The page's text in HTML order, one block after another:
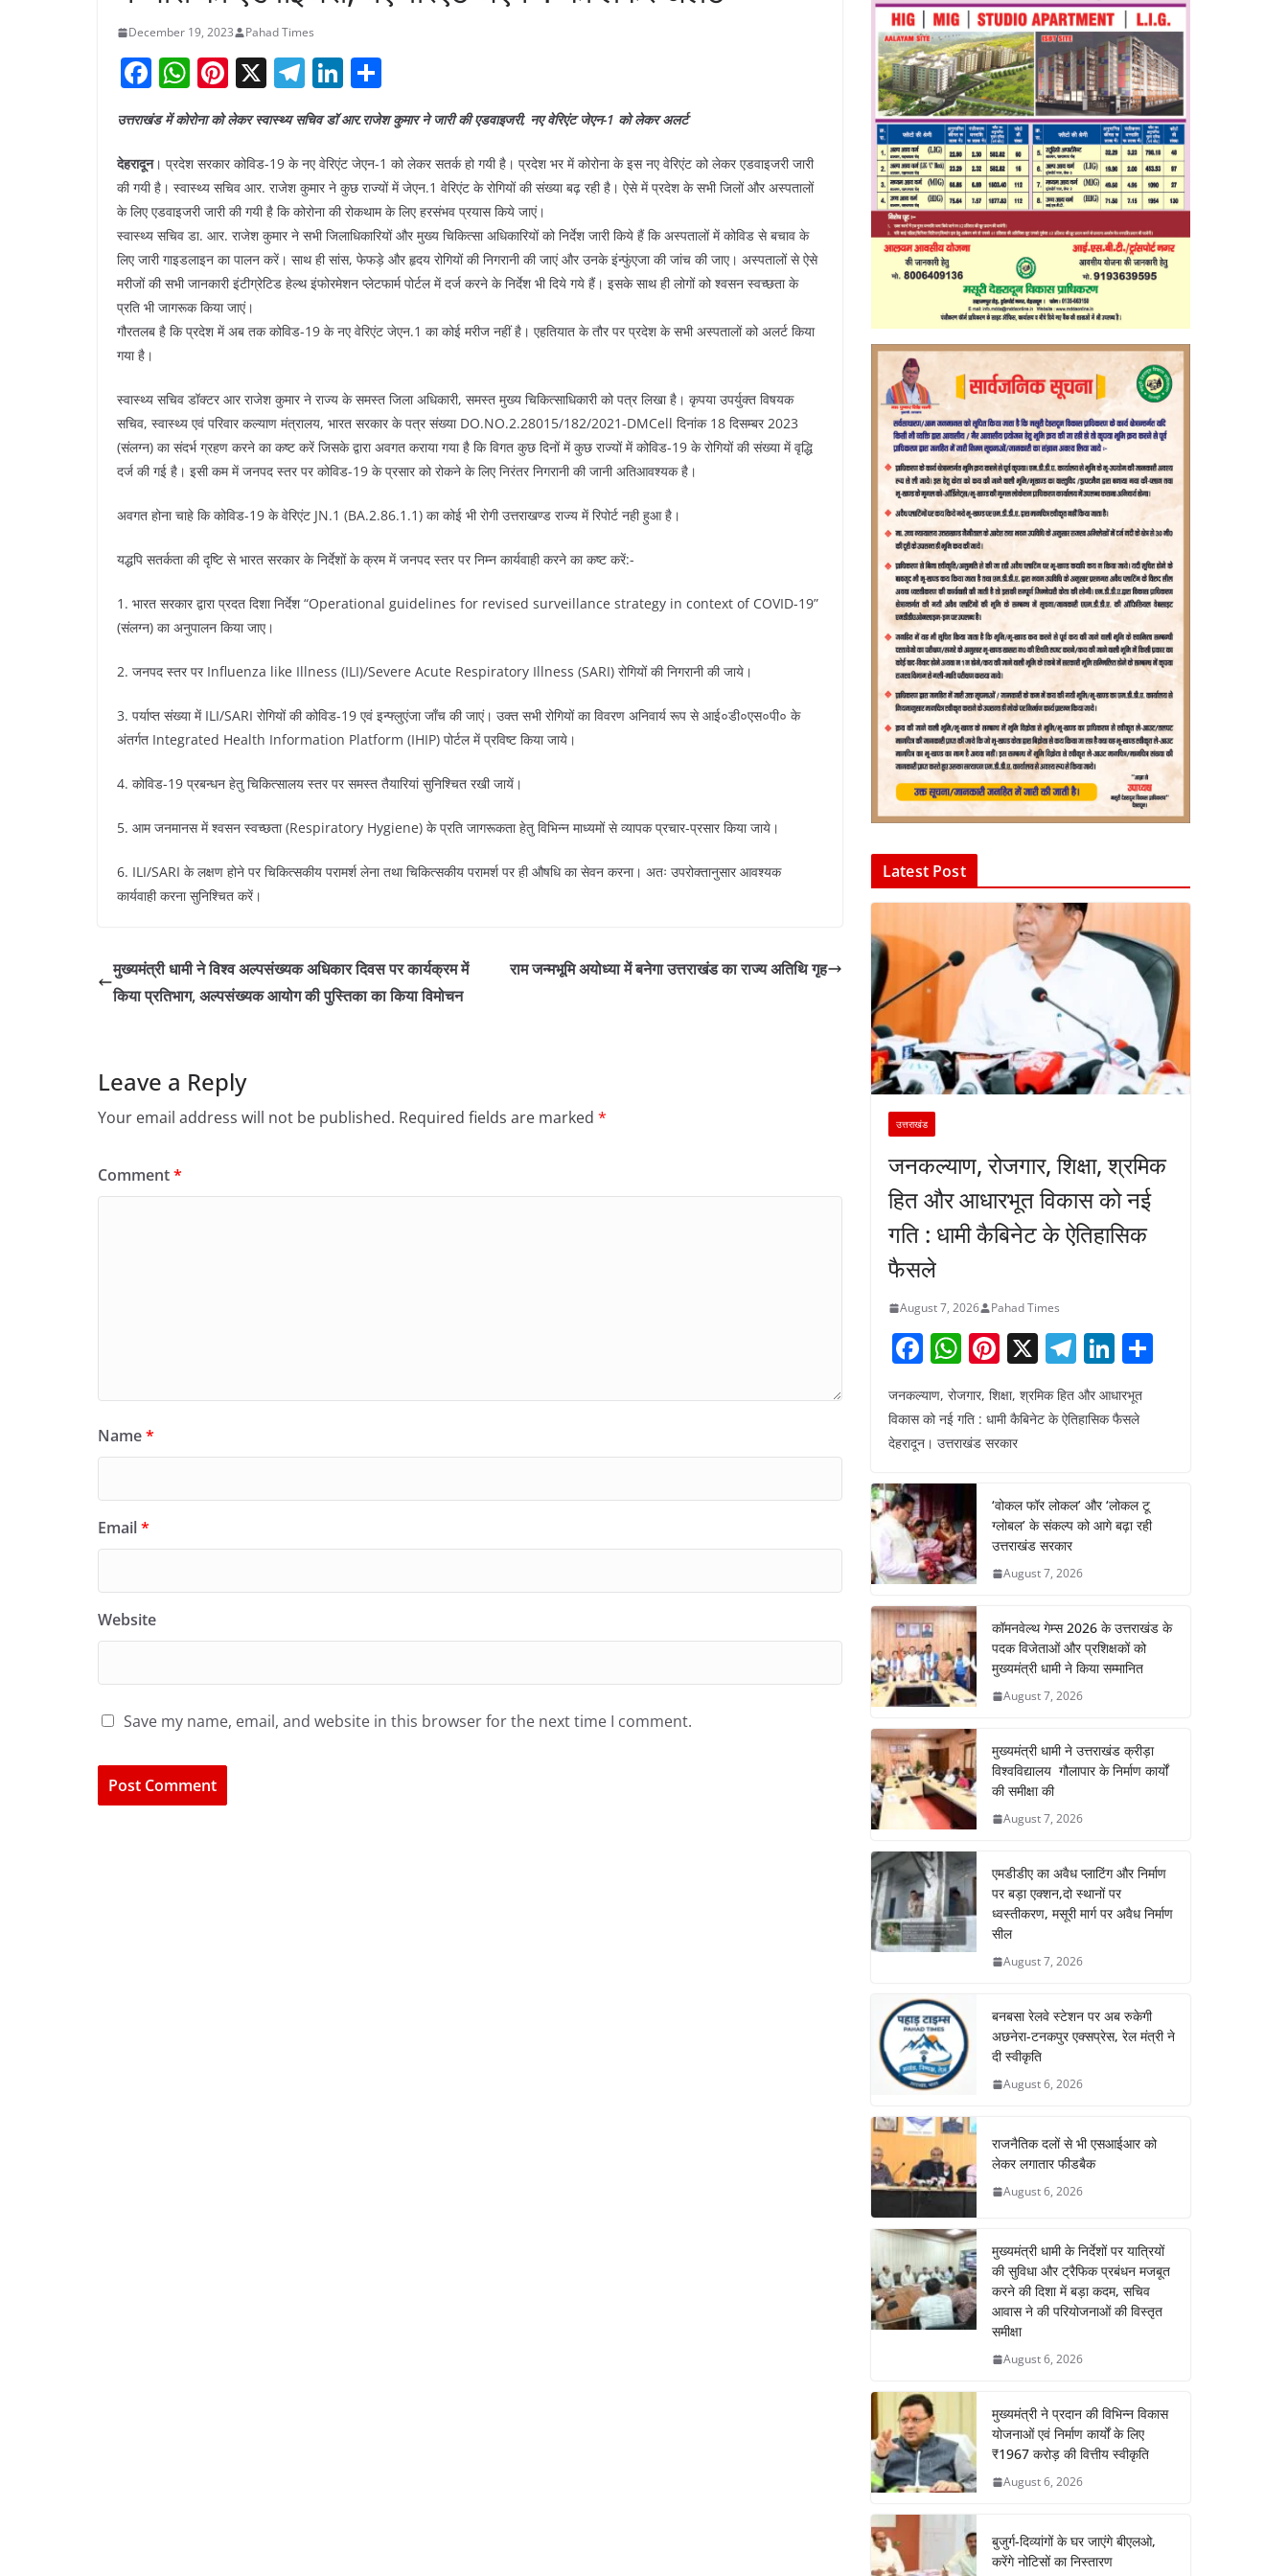
December 19, 2023 Pahad Times
F
a
c
e
b
o
o
k
W
h
at
s
A
p
p
Pi
nt
er
e
st
X T
el
e
gr
a
m
Li
k
e
dI
n
ar
e
उत्तराखंड में कोरोना को लेकर स्वास्थ्य सचिव डॉ आर.राजेश कुमार ने जारी की एडवाइजरी, नए वेरिएंट जेएन-1 को लेकर अलर्ट
देहरादून। प्रदेश सरकार कोविड-19 के नए वेरिएंट जेएन-1 को लेकर सतर्क हो गयी है। प्रदेश भर में कोरोना के इस नए वेरिएंट को लेकर एडवाइजरी जारी
की गयी है। स्वास्थ्य सचिव आर. राजेश कुमार ने कुछ राज्यों में जेएन.1 वेरिएंट के रोगियों की संख्या बढ़ रही है। ऐसे में प्रदेश के सभी जिलों और अस्पतालों
के लिए एडवाइजरी जारी की गयी है कि कोरोना की रोकथाम के लिए हरसंभव प्रयास किये जाएं।
स्वास्थ्य सचिव डा. आर. राजेश कुमार ने सभी जिलाधिकारियों और मुख्य चिकित्सा अधिकारियों को निर्देश जारी किये हैं कि अस्पतालों में कोविड से बचाव के
लिए जारी गाइडलाइन का पालन करें। साथ ही सांस, फेफड़े और हृदय रोगियों की निगरानी की जाएं और उनके इंन्फुंएजा की जांच की जाए। अस्पतालों से ऐसे
मरीजों की सभी जानकारी इंटीग्रेटिड हेल्थ इंफोरमेशन प्लेटफार्म पोर्टल में दर्ज करने के निर्देश भी दिये गये हैं। इसके साथ ही लोगों को श्वसन स्वच्छता के
प्रति भी जागरूक किया जाएं।
गौरतलब है कि प्रदेश में अब तक कोविड-19 के नए वेरिएंट जेएन.1 का कोई मरीज नहीं है। एहतियात के तौर पर प्रदेश के सभी अस्पतालों को अलर्ट किया
गया है।
स्वास्थ्य सचिव डॉक्टर आर राजेश कुमार ने राज्य के समस्त जिला अधिकारी, समस्त मुख्य चिकित्साधिकारी को पत्र लिखा है। कृपया उपर्युक्त विषयक
सचिव, स्वास्थ्य एवं परिवार कल्याण मंत्रालय, भारत सरकार के पत्र संख्या DO.NO.2.28015/182/2021-DMCell दिनांक 18 दिसम्बर 2023
(संलग्न) का संदर्भ ग्रहण करने का कष्ट करें जिसके द्वारा अवगत कराया गया है कि विगत कुछ दिनों में कुछ राज्यों में कोविड-19 के रोगियों की संख्या में वृद्धि
दर्ज की गई है। इसी कम में जनपद स्तर पर कोविड-19 के प्रसार को रोकने के लिए निरंतर निगरानी की जानी अतिआवश्यक है।
अवगत होना चाहे कि कोविड-19 के वेरिएंट JN.1 (BA.2.86.1.1) का कोई भी रोगी उत्तराखण्ड राज्य में रिपोर्ट नही हुआ है।
यद्धपि सतर्कता की दृष्टि से भारत सरकार के निर्देशों के क्रम में जनपद स्तर पर निम्न कार्यवाही करने का कष्ट करें:-
1. भारत सरकार द्वारा प्रदत दिशा निर्देश “Operational guidelines for revised surveillance strategy in context of COVID-19”
(संलग्न) का अनुपालन किया जाए।
2. जनपद स्तर पर Influenza like Illness (ILI)/Severe Acute Respiratory Illness (SARI) रोगियों की निगरानी की जाये।
3. पर्याप्त संख्या में ILI/SARI रोगियों की कोविड-19 एवं इन्फ्लुएंजा जाँच की जाएं। उक्त सभी रोगियों का विवरण अनिवार्य रूप से आई०डी०एस०पी० के
अंतर्गत Integrated Health Information Platform (IHIP) पोर्टल में प्रविष्ट किया जाये।
4. कोविड-19 प्रबन्धन हेतु चिकित्सालय स्तर पर समस्त तैयारियां सुनिश्चित रखी जायें।
5. आम जनमानस में श्वसन स्वच्छता (Respiratory Hygiene) के प्रति जागरूकता हेतु विभिन्न माध्यमों से व्यापक प्रचार-प्रसार किया जाये।
6. ILI/SARI के लक्षण होने पर चिकित्सकीय परामर्श लेना तथा चिकित्सकीय परामर्श पर ही औषधि का सेवन करना। अतः उपरोक्तानुसार आवश्यक
कार्यवाही करना सुनिश्चित करें।
मुख्यमंत्री धामी ने विश्व अल्पसंख्यक अधिकार दिवस पर कार्यक्रम में
किया प्रतिभाग, अल्पसंख्यक आयोग की पुस्तिका का किया विमोचन
राम जन्मभूमि अयोध्या में बनेगा उत्तराखंड का राज्य अतिथि गृह
Leave a Reply
Your email address will not be published. Required fields are marked *
Comment*
Name*
Email*
Website
Save my name, email, and website in this browser for the next time I comment.
Latest Post
उत्तराखंड
जनकल्याण, रोजगार, शिक्षा, श्रमिक
हित और आधारभूत विकास को नई
गति : धामी कैबिनेट के ऐतिहासिक
फैसले
August 7, 2026 Pahad Times
F
c
e
o
o
k
W
at
s
p
Pi
er
e
X T
el
e
m
Li
k
n
जनकल्याण, रोजगार, शिक्षा, श्रमिक हित और आधारभूत
विकास को नई गति : धामी कैबिनेट के ऐतिहासिक फैसले
देहरादून। उत्तराखंड सरकार
‘वोकल फॉर लोकल’ और ‘लोकल टू
ग्लोबल’ के संकल्प को आगे बढ़ा रही
उत्तराखंड सरकार
August 7, 2026
कॉमनवेल्थ गेम्स 2026 के उत्तराखंड के
पदक विजेताओं और प्रशिक्षकों को
मुख्यमंत्री धामी ने किया सम्मानित
August 7, 2026
मुख्यमंत्री धामी ने उत्तराखंड क्रीड़ा
विश्वविद्यालय गौलापार के निर्माण कार्यों
की समीक्षा की
August 7, 2026
एमडीडीए का अवैध प्लाटिंग और निर्माण
पर बड़ा एक्शन,दो स्थानों पर
ध्वस्तीकरण, मसूरी मार्ग पर अवैध निर्माण
सील
August 7, 2026
बनबसा रेलवे स्टेशन पर अब रुकेगी
अछनेरा-टनकपुर एक्सप्रेस, रेल मंत्री ने
दी स्वीकृति
August 6, 2026
राजनैतिक दलों से भी एसआईआर को
लेकर लगातार फीडबैक
August 6, 2026
मुख्यमंत्री धामी के निर्देशों पर यात्रियों
की सुविधा और ट्रैफिक प्रबंधन मजबूत
करने की दिशा में बड़ा कदम, सचिव
आवास ने की परियोजनाओं की विस्तृत
समीक्षा
August 6, 2026
मुख्यमंत्री ने प्रदान की विभिन्न विकास
योजनाओं एवं निर्माण कार्यों के लिए
₹1967 करोड़ की वित्तीय स्वीकृति
August 6, 2026
बुजुर्ग-दिव्यांगों के घर जाएंगे बीएलओ,
करेंगे नोटिसों का निस्तारण